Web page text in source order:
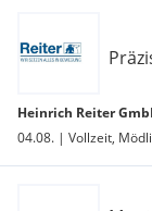
Heinrich Reiter
04.08. | Vollzeit,